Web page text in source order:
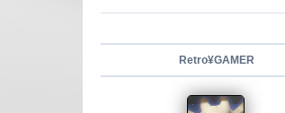
Retro¥GAMER